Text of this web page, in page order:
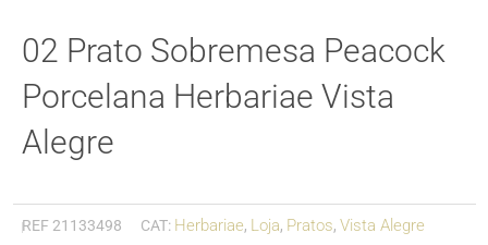
02 Prato Sobremesa Peacock
Porcelana Herbariae Vista
Alegre
REF 21133498 CAT: Herbariae, Loja, Pratos, Vista Alegre